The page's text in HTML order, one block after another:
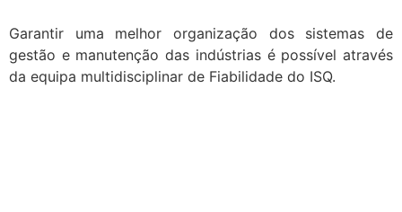
Garantir uma melhor organização dos sistemas de
gestão e manutenção das indústrias é possível através
da equipa multidisciplinar de Fiabilidade do ISQ.